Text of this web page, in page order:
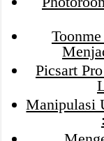
Picsart
Manipulasi